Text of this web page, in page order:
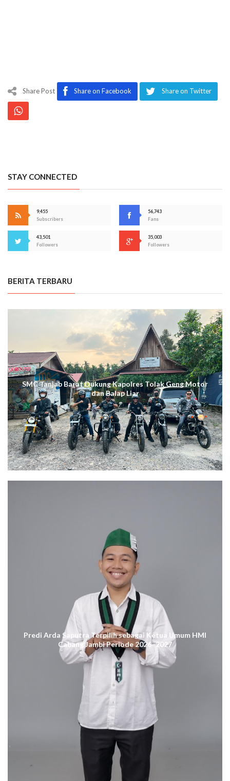
Share Post Share on Facebook Share on Twitter
STAY CONNECTED
9,455
Subscribers
56,743
Fans
43,501
Followers
35,003
Followers
BERITA TERBARU
SMC Tanjab Barat Dukung Kapolres Tolak Geng Motor
dan Balap Liar
Predi Arda Saputra Terpilih sebagai Ketua Umum HMI
Cabang Jambi Periode 2026–2027